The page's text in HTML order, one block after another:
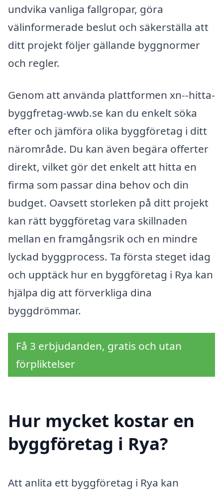
undvika vanliga fallgropar, göra
välinformerade beslut och säkerställa att
ditt projekt följer gällande byggnormer
och regler.
Genom att använda plattformen xn--hitta-
byggfretag-wwb.se kan du enkelt söka
efter och jämföra olika byggföretag i ditt
närområde. Du kan även begära offerter
direkt, vilket gör det enkelt att hitta en
firma som passar dina behov och din
budget. Oavsett storleken på ditt projekt
kan rätt byggföretag vara skillnaden
mellan en framgångsrik och en mindre
lyckad byggprocess. Ta första steget idag
och upptäck hur en byggföretag i Rya kan
hjälpa dig att förverkliga dina
byggdrömmar.
Få 3 erbjudanden, gratis och utan
förpliktelser
Hur mycket kostar en
byggföretag i Rya?
Att anlita ett byggföretag i Rya kan